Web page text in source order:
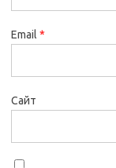
Email *
Сайт